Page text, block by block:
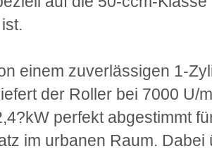
einem zuverlässigen 1-
der Roller bei 7000 U/
perfekt abgestimmt
im urbanen Raum. Dabei